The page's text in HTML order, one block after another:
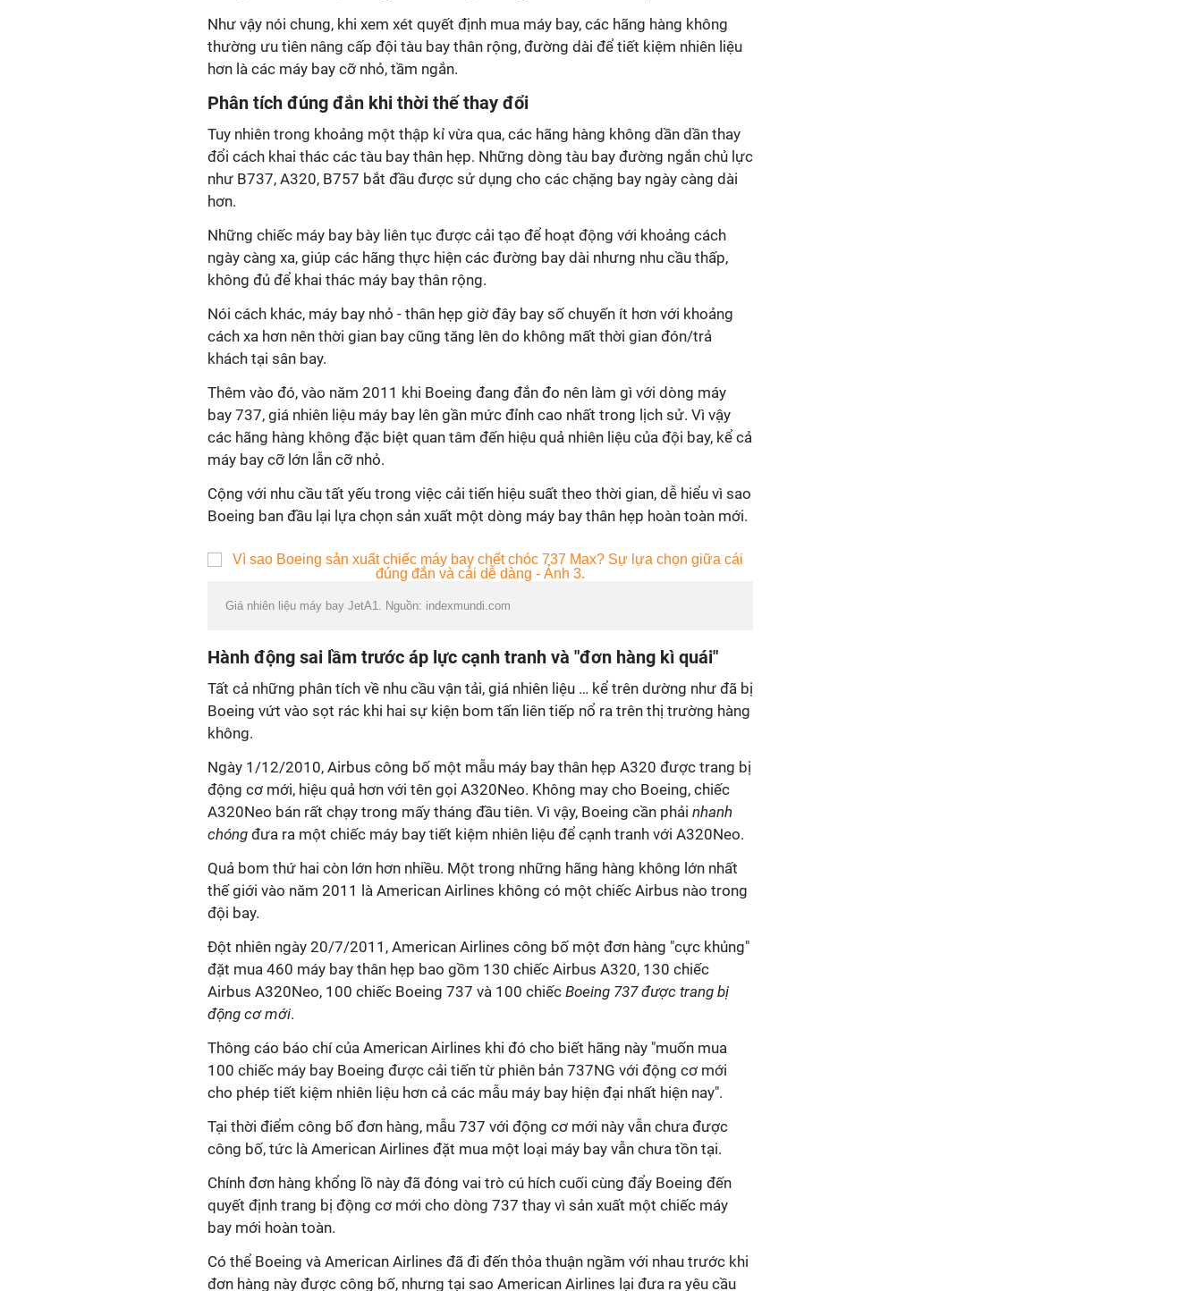
Như vậy nói chung, khi xem xét quyết định mua máy bay, các hãng hàng không
thường ưu tiên nâng cấp đội tàu bay thân rộng, đường dài để tiết kiệm nhiên liệu
hơn là các máy bay cỡ nhỏ, tầm ngắn.
Phân tích đúng đắn khi thời thế thay đổi
Tuy nhiên trong khoảng một thập kỉ vừa qua, các hãng hàng không dần dần thay
đổi cách khai thác các tàu bay thân hẹp. Những dòng tàu bay đường ngắn chủ lực
như B737, A320, B757 bắt đầu được sử dụng cho các chặng bay ngày càng dài
hơn.
Những chiếc máy bay bày liên tục được cải tạo để hoạt động với khoảng cách
ngày càng xa, giúp các hãng thực hiện các đường bay dài nhưng nhu cầu thấp,
không đủ để khai thác máy bay thân rộng.
Nói cách khác, máy bay nhỏ - thân hẹp giờ đây bay số chuyến ít hơn với khoảng
cách xa hơn nên thời gian bay cũng tăng lên do không mất thời gian đón/trả
khách tại sân bay.
Thêm vào đó, vào năm 2011 khi Boeing đang đắn đo nên làm gì với dòng máy
bay 737, giá nhiên liệu máy bay lên gần mức đỉnh cao nhất trong lịch sử. Vì vậy
các hãng hàng không đặc biệt quan tâm đến hiệu quả nhiên liệu của đội bay, kể cả
máy bay cỡ lớn lẫn cỡ nhỏ.
Cộng với nhu cầu tất yếu trong việc cải tiến hiệu suất theo thời gian, dễ hiểu vì sao
Boeing ban đầu lại lựa chọn sản xuất một dòng máy bay thân hẹp hoàn toàn mới.
Giá nhiên liệu máy bay JetA1. Nguồn: indexmundi.com
Hành động sai lầm trước áp lực cạnh tranh và "đơn hàng kì quái"
Tất cả những phân tích về nhu cầu vận tải, giá nhiên liệu … kể trên dường như đã bị
Boeing vứt vào sọt rác khi hai sự kiện bom tấn liên tiếp nổ ra trên thị trường hàng
không.
Ngày 1/12/2010, Airbus công bố một mẫu máy bay thân hẹp A320 được trang bị
động cơ mới, hiệu quả hơn với tên gọi A320Neo. Không may cho Boeing, chiếc
A320Neo bán rất chạy trong mấy tháng đầu tiên. Vì vậy, Boeing cần phải nhanh
chóng đưa ra một chiếc máy bay tiết kiệm nhiên liệu để cạnh tranh với A320Neo.
Quả bom thứ hai còn lớn hơn nhiều. Một trong những hãng hàng không lớn nhất
thế giới vào năm 2011 là American Airlines không có một chiếc Airbus nào trong
đội bay.
Đột nhiên ngày 20/7/2011, American Airlines công bố một đơn hàng "cực khủng"
đặt mua 460 máy bay thân hẹp bao gồm 130 chiếc Airbus A320, 130 chiếc
Airbus A320Neo, 100 chiếc Boeing 737 và 100 chiếc Boeing 737 được trang bị
động cơ mới.
Thông cáo báo chí của American Airlines khi đó cho biết hãng này "muốn mua
100 chiếc máy bay Boeing được cải tiến từ phiên bản 737NG với động cơ mới
cho phép tiết kiệm nhiên liệu hơn cả các mẫu máy bay hiện đại nhất hiện nay".
Tại thời điểm công bố đơn hàng, mẫu 737 với động cơ mới này vẫn chưa được
công bố, tức là American Airlines đặt mua một loại máy bay vẫn chưa tồn tại.
Chính đơn hàng khổng lồ này đã đóng vai trò cú hích cuối cùng đẩy Boeing đến
quyết định trang bị động cơ mới cho dòng 737 thay vì sản xuất một chiếc máy
bay mới hoàn toàn.
Có thể Boeing và American Airlines đã đi đến thỏa thuận ngầm với nhau trước khi
đơn hàng này được công bố, nhưng tại sao American Airlines lại đưa ra yêu cầu